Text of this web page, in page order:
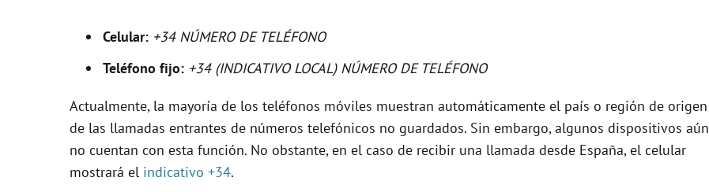
i
d
e
Celular: +34 NÚMERO DE TELÉFONO
Teléfono fijo: +34 (INDICATIVO LOCAL) NÚMERO DE TELÉFONO
Actualmente, la mayoría de los teléfonos móviles muestran automáticamente el país o región de origen
de las llamadas entrantes de números telefónicos no guardados. Sin embargo, algunos dispositivos aún
no cuentan con esta función. No obstante, en el caso de recibir una llamada desde España, el celular
mostrará el indicativo +34.